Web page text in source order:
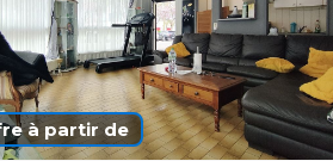
à partir de